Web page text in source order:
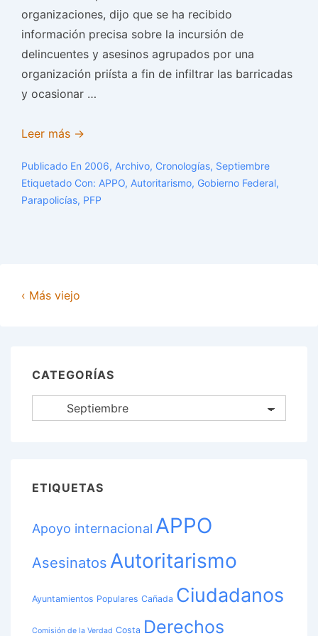
organizaciones, dijo que se ha recibido
información precisa sobre la incursión de
delincuentes y asesinos agrupados por una
organización priísta a fin de infiltrar las barricadas
y ocasionar …
APPO
máxima
alerta
Leer más →
Publicado En 2006, Archivo, Cronologías, Septiembre
Etiquetado Con: APPO, Autoritarismo, Gobierno Federal,
Parapolicías, PFP
‹ Más viejo
CATEGORÍAS
Categorías
ETIQUETAS
Apoyo internacional APPO
Asesinatos Autoritarismo
Ayuntamientos Populares Cañada Ciudadanos
Comisión de la Verdad Costa Derechos